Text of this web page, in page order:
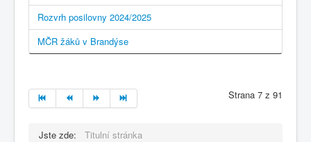
Rozvrh posilovny 2024/2025
MČR žáků v Brandýse
Strana 7 z 91
Jste zde: Titulní stránka